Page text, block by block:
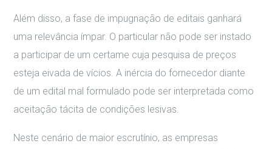
Além disso, a fase de impugnação de editais ganhará
uma relevância ímpar. O particular não pode ser instado
a participar de um certame cuja pesquisa de preços
esteja eivada de vícios. A inércia do fornecedor diante
de um edital mal formulado pode ser interpretada como
aceitação tácita de condições lesivas.
Neste cenário de maior escrutínio, as empresas